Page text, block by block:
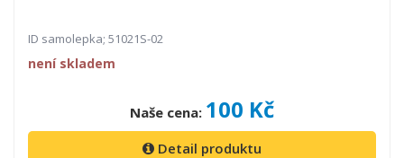
ID samolepka; 51021S-02
není skladem
Naše cena: 100 Kč
Detail produktu